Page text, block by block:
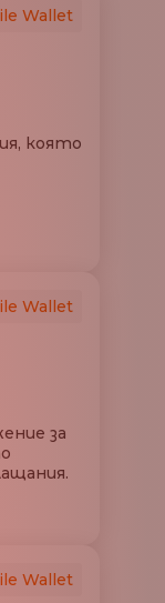
Wallet
която
Wallet
за
Wallet